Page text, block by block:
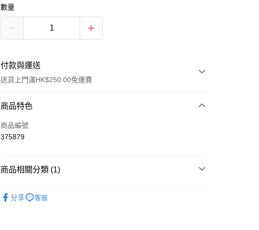
數量
付款與運送
送貨上門滿HK$250.00免運費
付款方式
信用卡
商品特色
商品編號
375879
商品相關分類 (1)
分享
客服